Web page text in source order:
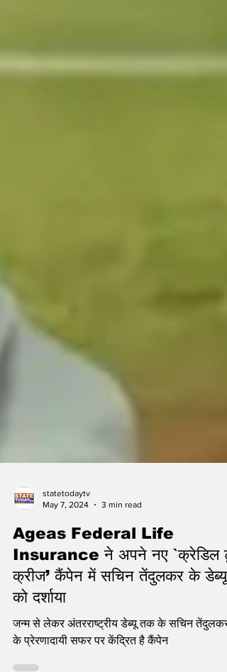
May 7, 2024
3 min read
Ageas Federal Life
Insurance ने अपने नए `क्रेडिल टू
क्रीज’ कैंपेन में सचिन तेंदुलकर के डेब्यू
को दर्शाया
जन्म से लेकर अंतरराष्ट्रीय डेब्यू तक के सचिन तेंदुलकर
के प्रेरणादायी सफर पर केंद्रित है कैंपेन